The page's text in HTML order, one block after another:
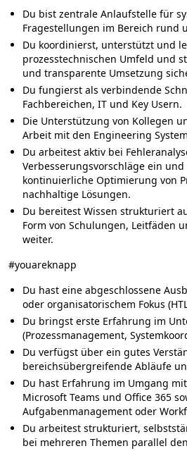
Du bist zentrale Anlaufstelle für
Fragestellungen im Bereich rund
Du koordinierst, unterstützt und
prozesstechnischen Umfeld und
und transparente Umsetzung
Du fungierst als verbindende
Fachbereichen, IT und Key Usern.
Die Unterstützung von Kollegen
Arbeit mit den Engineering
Du arbeitest aktiv bei
Verbesserungsvorschläge ein
kontinuierliche Optimierung von
nachhaltige Lösungen.
Du bereitest Wissen strukturiert
Form von Schulungen, Leitfäden
weiter.
#youareknapp
Du hast eine abgeschlossene
oder organisatorischem Fokus
Du bringst erste Erfahrung im
(Prozessmanagement,
Du verfügst über ein gutes
bereichsübergreifende Abläufe
Du hast Erfahrung im Umgang
Microsoft Teams und Office 365
Aufgabenmanagement oder
Du arbeitest strukturiert,
bei mehreren Themen parallel